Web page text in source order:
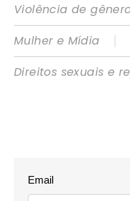
Violência de
Mulher e Mídia
|
Direitos sexuais e